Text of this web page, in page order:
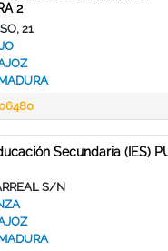
2
21
Secundaria (IES)
S/N